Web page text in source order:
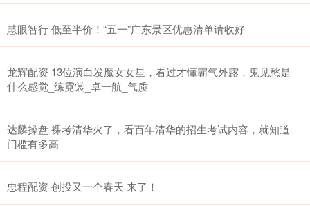
慧眼智行 低至半价！“五一”广东景区优惠清单请收好
龙辉配资 13位演白发魔女女星，看过才懂霸气外露，鬼见愁是
什么感觉_练霓裳_卓一航_气质
达麟操盘 裸考清华火了，看百年清华的招生考试内容，就知道
门槛有多高
忠程配资 创投又一个春天 来了！